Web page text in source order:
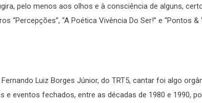
pelo menos aos olhos e à consciência de alguns,
“Percepções”, “A Poética Vivência Do Ser!” e “Pontos
Luiz Borges Júnior, do TRT5, cantar foi algo
e eventos fechados, entre as décadas de 1980 e 1990,